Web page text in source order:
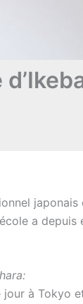
a
jour à Tokyo